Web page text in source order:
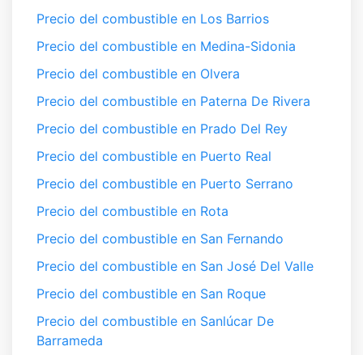
Precio del combustible en Los Barrios
Precio del combustible en Medina-Sidonia
Precio del combustible en Olvera
Precio del combustible en Paterna De Rivera
Precio del combustible en Prado Del Rey
Precio del combustible en Puerto Real
Precio del combustible en Puerto Serrano
Precio del combustible en Rota
Precio del combustible en San Fernando
Precio del combustible en San José Del Valle
Precio del combustible en San Roque
Precio del combustible en Sanlúcar De
Barrameda